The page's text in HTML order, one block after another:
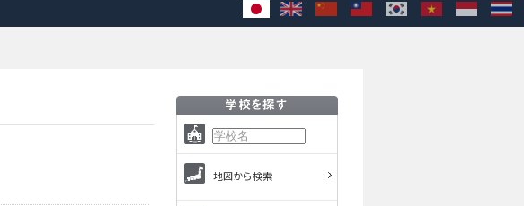
地図から検索